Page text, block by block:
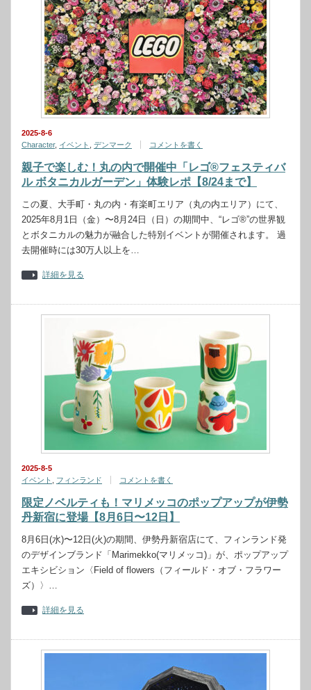
2025-8-6
Character, イベント デンマーク コメントを書く
親子で楽しむ！丸の内で開催中「レゴ®フェスティバ
ル ボタニカルガーデン」体験レポ【8/24まで】
この夏、大手町・丸の内・有楽町エリア（丸の内エリア）にて、
2025年8月1日（金）〜8月24日（日）の期間中、“レゴ®”の世界観
とボタニカルの魅力が融合した特別イベントが開催されます。 過
去開催時には30万人以上を…
詳細を見る
2025-8-5
イベント
フィンランド コメントを書く
限定ノベルティも！マリメッコのポップアップが伊勢
丹新宿に登場【8月6日〜12日】
8月6日(水)〜12日(火)の期間、伊勢丹新宿店にて、フィンランド発
のデザインブランド「Marimekko(マリメッコ)」が、ポップアップ
エキシビション〈Field of flowers（フィールド・オブ・フラワー
ズ）〉…
詳細を見る